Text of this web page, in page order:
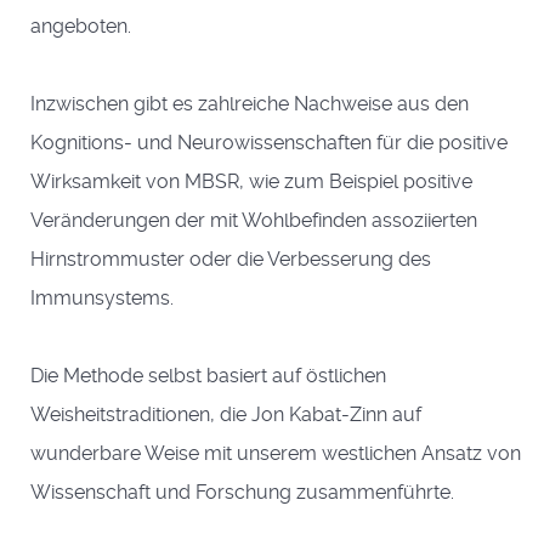
angeboten.
Inzwischen gibt es zahlreiche Nachweise aus den
Kognitions- und Neurowissenschaften für die positive
Wirksamkeit von MBSR, wie zum Beispiel positive
Veränderungen der mit Wohlbefinden assoziierten
Hirnstrommuster oder die Verbesserung des
Immunsystems.
Die Methode selbst basiert auf östlichen
Weisheitstraditionen, die Jon Kabat-Zinn auf
wunderbare Weise mit unserem westlichen Ansatz von
Wissenschaft und Forschung zusammenführte.